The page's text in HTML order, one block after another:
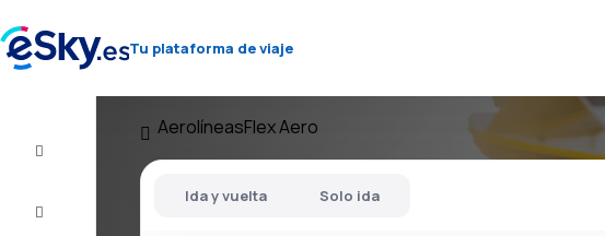
Tu plataforma de viaje
AerolíneasFlex Aero
Ida y vuelta Solo ida